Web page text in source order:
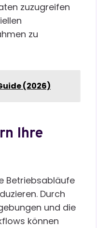
zuzugreifen
zu
(2026)
Ihre
Betriebsabläufe
Durch
und die
können